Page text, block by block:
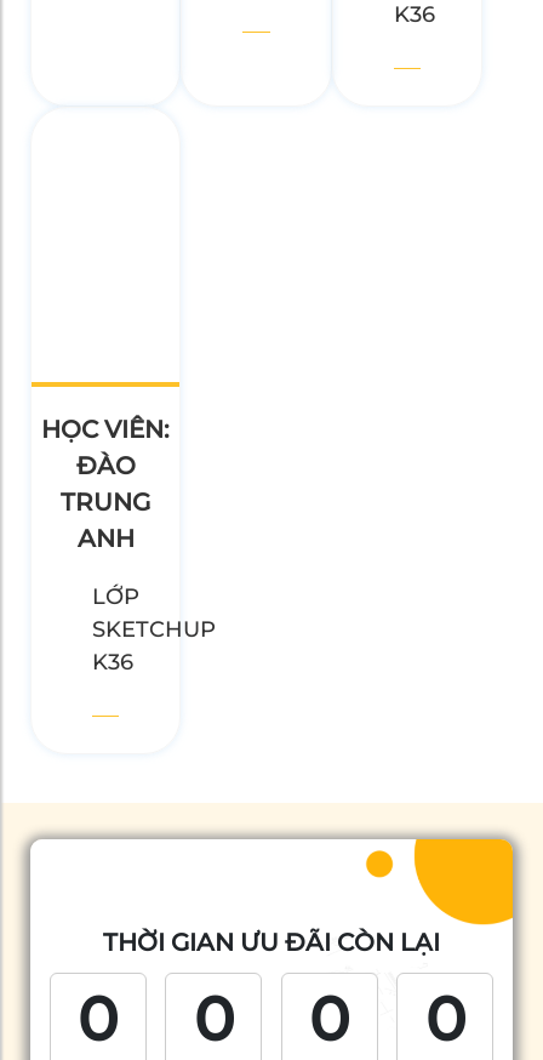
K36
HỌC VIÊN:
ĐÀO
TRUNG
ANH
LỚP
SKETCHUP
K36
THỜI GIAN ƯU ĐÃI CÒN LẠI
0 0 0 0